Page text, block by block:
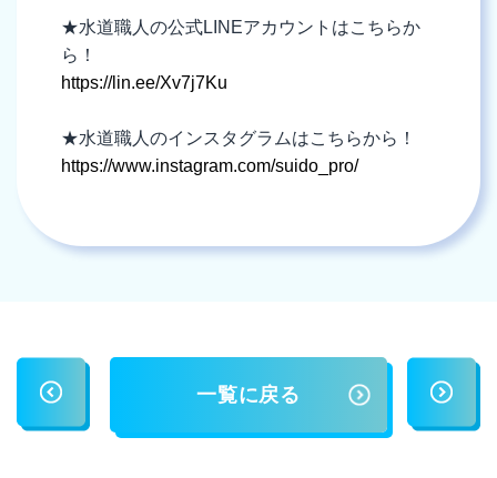
★水道職人の公式LINEアカウントはこちらか
ら！
https://lin.ee/Xv7j7Ku
★水道職人のインスタグラムはこちらから！
https://www.instagram.com/suido_pro/
一覧に戻る